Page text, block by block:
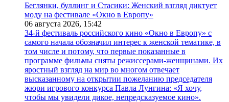
Беглянки, буллинг и Стасики: Женский взгляд диктует
моду на фестивале «Окно в Европу»
06 августа 2026, 15:42
34-й фестиваль российского кино «Окно в Европу» с
самого начала обозначил интерес к женской тематике, в
том числе и потому, что первые показанные в
программе фильмы сняты режиссерами-женщинами. Их
яростный взгляд на мир во многом отвечает
высказанному на открытии пожеланию председателя
жюри игрового конкурса Павла Лунгина: «Я хочу,
чтобы мы увидели дикое, непредсказуемое кино».